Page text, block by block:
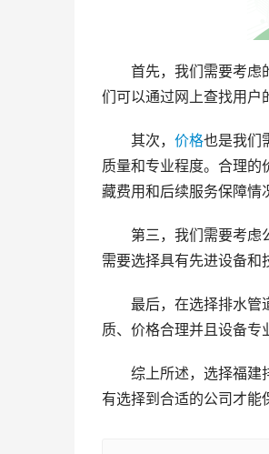
首先，我们需要考虑
们可以通过网上查找用户
其次， 价格也是我们
质量和专业程度。合理
藏费用和后续服务保障情
第三，我们需要考虑
需要选择具有先进设备和
最后，在选择排水管
质、价格合理并且设备专
综上所述，选择福建
有选择到合适的公司才能